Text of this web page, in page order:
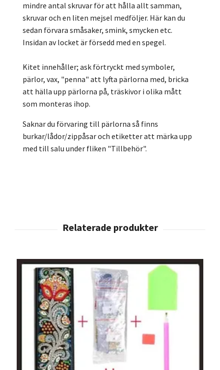
mindre antal skruvar för att hålla allt samman,
skruvar och en liten mejsel medföljer. Här kan du
sedan förvara småsaker, smink, smycken etc.
Insidan av locket är försedd med en spegel.
Kitet innehåller; ask förtryckt med symboler,
pärlor, vax, "penna" att lyfta pärlorna med, bricka
att hälla upp pärlorna på, träskivor i olika mått
som monteras ihop.
Saknar du förvaring till pärlorna så finns
burkar/lådor/zippåsar och etiketter att märka upp
med till salu under fliken "Tillbehör".